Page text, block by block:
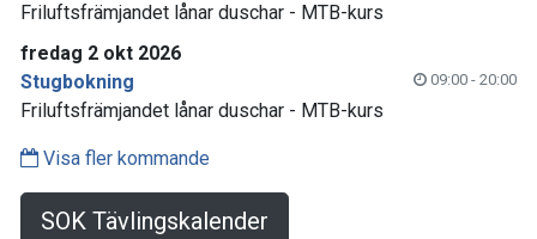
Friluftsfrämjandet lånar duschar - MTB-kurs
fredag 2 okt 2026
Stugbokning
09:00 - 20:00
Friluftsfrämjandet lånar duschar - MTB-kurs
Visa fler kommande
SOK Tävlingskalender